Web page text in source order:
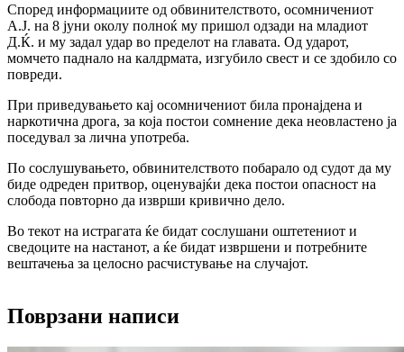
Според информациите од обвинителството, осомничениот
А.Ј. на 8 јуни околу полноќ му пришол одзади на младиот
Д.Ќ. и му задал удар во пределот на главата. Од ударот,
момчето паднало на калдрмата, изгубило свест и се здобило со
повреди.
При приведувањето кај осомничениот била пронајдена и
наркотична дрога, за која постои сомнение дека неовластено ја
поседувал за лична употреба.
По сослушувањето, обвинителството побарало од судот да му
биде одреден притвор, оценувајќи дека постои опасност на
слобода повторно да изврши кривично дело.
Во текот на истрагата ќе бидат сослушани оштетениот и
сведоците на настанот, а ќе бидат извршени и потребните
вештачења за целосно расчистување на случајот.
Поврзани написи